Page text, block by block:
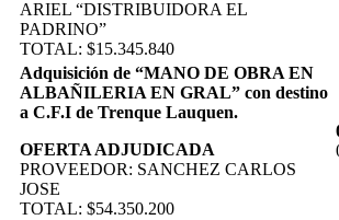
ARIEL “DISTRIBUIDORA EL
PADRINO”
TOTAL: $15.345.840
Adquisición de “MANO DE OBRA EN
ALBAÑILERIA EN GRAL” con destino
a C.F.I de Trenque Lauquen.
OFERTA ADJUDICADA
PROVEEDOR: SANCHEZ CARLOS
JOSE
TOTAL: $54.350.200